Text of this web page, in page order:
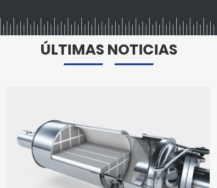
ÚLTIMAS NOTICIAS